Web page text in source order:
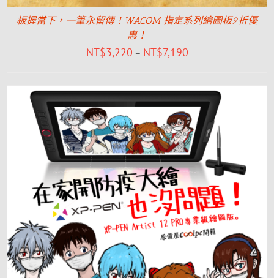
板握當下，一筆永留傳！WACOM 指定系列繪圖板9折優
惠！
NT$3,220 – NT$7,190